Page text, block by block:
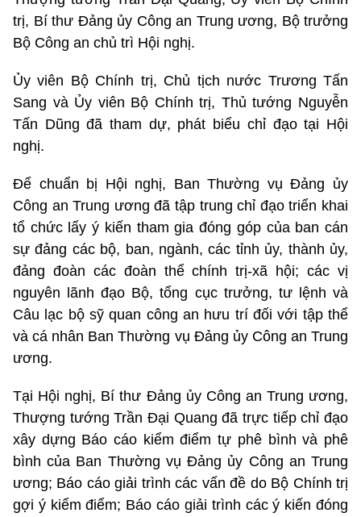
trị, Bí thư Đảng ủy Công an Trung ương, Bộ trưởng
Bộ Công an chủ trì Hội nghị.
Ủy viên Bộ Chính trị, Chủ tịch nước Trương Tấn
Sang và Ủy viên Bộ Chính trị, Thủ tướng Nguyễn
Tấn Dũng đã tham dự, phát biểu chỉ đạo tại Hội
nghị.
Để chuẩn bị Hội nghị, Ban Thường vụ Đảng ủy
Công an Trung ương đã tập trung chỉ đạo triển khai
tổ chức lấy ý kiến tham gia đóng góp của ban cán
sự đảng các bộ, ban, ngành, các tỉnh ủy, thành ủy,
đảng đoàn các đoàn thể chính trị-xã hội; các vị
nguyên lãnh đạo Bộ, tổng cục trưởng, tư lệnh và
Câu lạc bộ sỹ quan công an hưu trí đối với tập thể
và cá nhân Ban Thường vụ Đảng ủy Công an Trung
ương.
Tại Hội nghị, Bí thư Đảng ủy Công an Trung ương,
Thượng tướng Trần Đại Quang đã trực tiếp chỉ đạo
xây dựng Báo cáo kiểm điểm tự phê bình và phê
bình của Ban Thường vụ Đảng ủy Công an Trung
ương; Báo cáo giải trình các vấn đề do Bộ Chính trị
gợi ý kiểm điểm; Báo cáo giải trình các ý kiến đóng